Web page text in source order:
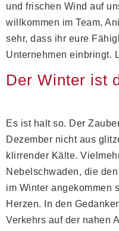
und frischen Wind auf
willkommen im Team,
sehr, dass ihr eure
Unternehmen einbringt.
Der Winter ist
Es ist halt so. Der
Dezember nicht aus
klirrender Kälte.
Nebelschwaden, die
im Winter angekommen
Herzen. In den
Verkehrs auf der nahen